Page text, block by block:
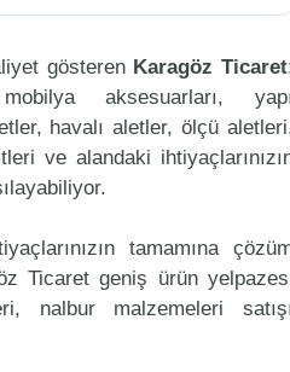
gösteren Karagöz Ticaret
aksesuarları,
havalı aletler, ölçü
ve alandaki
tamamına
Ticaret geniş ürün
nalbur malzemeleri